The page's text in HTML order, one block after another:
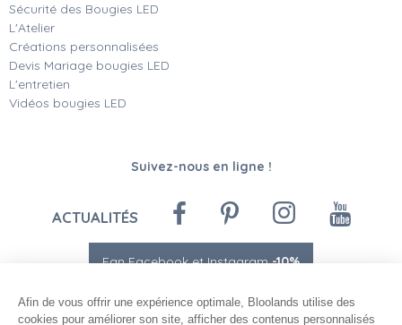
Sécurité des Bougies LED
L'Atelier
Créations personnalisées
Devis Mariage bougies LED
L'entretien
Vidéos bougies LED
Suivez-nous en ligne !
ACTUALITÉS
Fan Facebook et Instagram-10%
Afin de vous offrir une expérience optimale, Bloolands utilise des
cookies pour améliorer son site, afficher des contenus personnalisés